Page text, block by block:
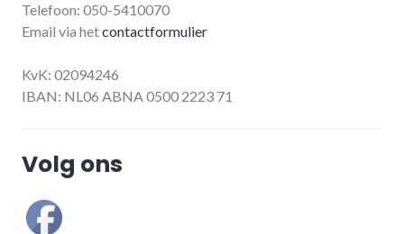
Telefoon: 050-5410070
Email via hetcontactformulier
KvK: 02094246
IBAN: NL06 ABNA 0500 2223 71
Volg ons